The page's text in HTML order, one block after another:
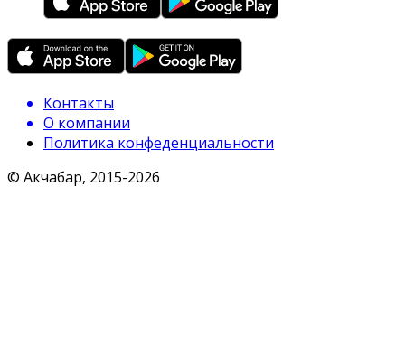
Контакты
О компании
Политика конфеденциальности
© Акчабар, 2015-2026